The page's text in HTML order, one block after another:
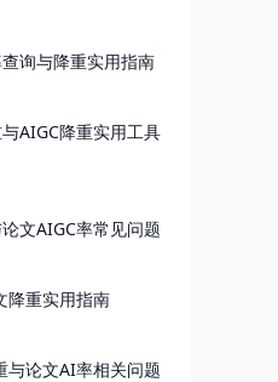
询与降重实用指南
AIGC降重实用工具
文AIGC率常见问题
降重实用指南
与论文AI率相关问题